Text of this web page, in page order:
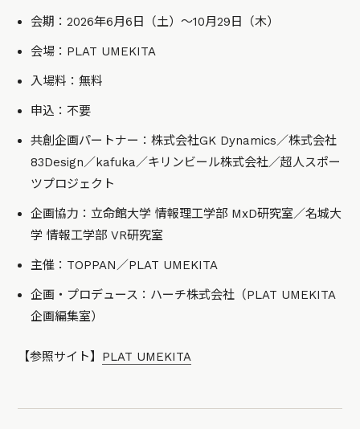
会期：2026年6月6日（土）〜10月29日（木）
会場：PLAT UMEKITA
入場料：無料
申込：不要
共創企画パートナー：株式会社GK Dynamics／株式会社
83Design／kafuka／キリンビール株式会社／超人スポー
ツプロジェクト
企画協力：立命館大学 情報理工学部 MxD研究室／名城大
学 情報工学部 VR研究室
主催：TOPPAN／PLAT UMEKITA
企画・プロデュース：ハーチ株式会社（PLAT UMEKITA
企画編集室）
【参照サイト】 PLAT UMEKITA